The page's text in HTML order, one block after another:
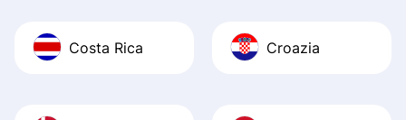
Costa Rica Croazia